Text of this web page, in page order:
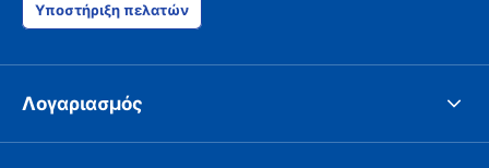
Υποστήριξη πελατών
Λογαριασμός